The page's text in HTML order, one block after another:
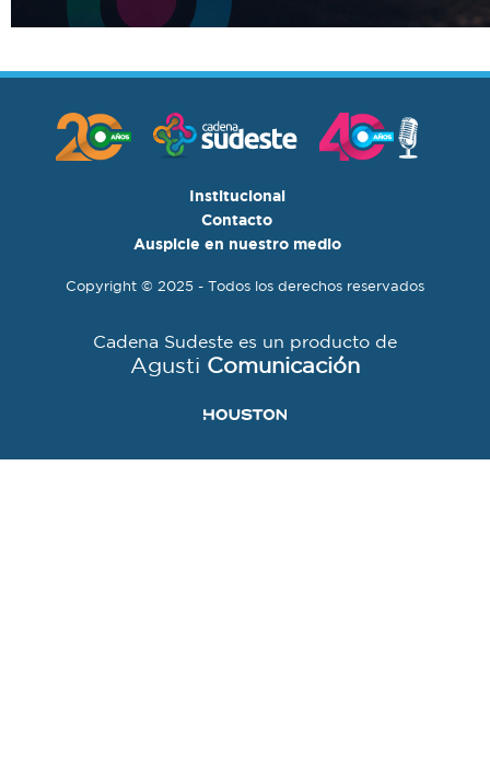
Institucional
Contacto
Auspicie en nuestro medio
Copyright © 2025 - Todos los derechos reservados
Cadena Sudeste es un producto de
Agusti Comunicación